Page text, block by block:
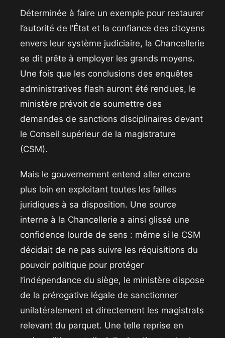
​Déterminée à faire un exemple pour restaurer
l’autorité de l’État et la confiance des citoyens
envers leur système judiciaire, la Chancellerie
se dit prête à employer les grands moyens.
Une fois que les conclusions des enquêtes
administratives flash auront été rendues, le
ministère prévoit de soumettre des
demandes de sanctions disciplinaires devant
le Conseil supérieur de la magistrature
(CSM).
​Mais le gouvernement entend aller encore
plus loin en exploitant toutes les failles
juridiques à sa disposition. Une source
interne à la Chancellerie a ainsi glissé une
confidence lourde de sens : même si le CSM
décidait de ne pas suivre les réquisitions du
pouvoir politique pour protéger
l’indépendance du siège, le ministère dispose
de la prérogative légale de sanctionner
unilatéralement et directement les magistrats
relevant du parquet. Une telle reprise en